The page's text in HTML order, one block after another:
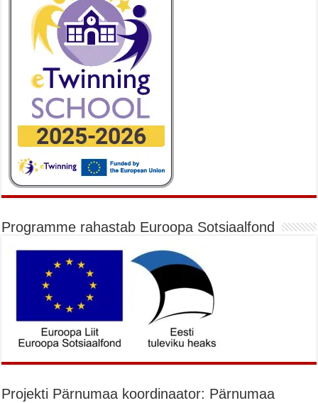
Programme rahastab Euroopa Sotsiaalfond
Projekti Pärnumaa koordinaator: Pärnumaa